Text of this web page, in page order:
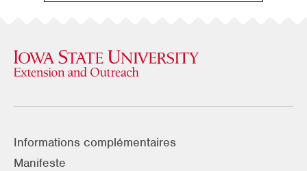
Informations complémentaires
Manifeste